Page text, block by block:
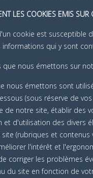
LES COOKIES EMIS SUR
cookie est susceptible
qui y sont
que nous émettons sur
nous émettons sont
(sous réserve de
de notre site, établir des
et d'utilisation des divers
(rubriques et contenus
l'intérêt et
corriger les problèmes
du site en fonction de